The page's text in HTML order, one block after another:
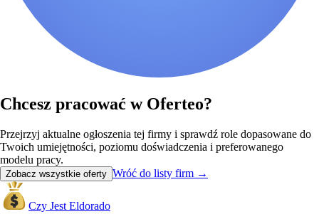
Chcesz pracować w Oferteo?
Przejrzyj aktualne ogłoszenia tej firmy i sprawdź role dopasowane do
Twoich umiejętności, poziomu doświadczenia i preferowanego
modelu pracy.
Zobacz wszystkie oferty Wróć do listy firm →
Czy Jest Eldorado